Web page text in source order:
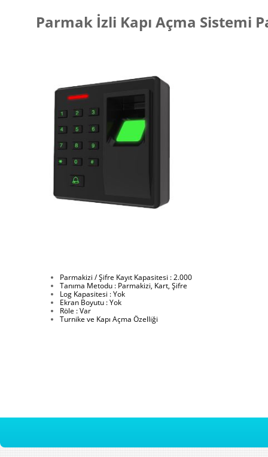
Parmak İzli Kapı Açma Sistemi
Parmakizi / Şifre Kayıt Kapasitesi : 2.000
Tanıma Metodu : Parmakizi, Kart, Şifre
Log Kapasitesi : Yok
Ekran Boyutu : Yok
Röle : Var
Turnike ve Kapı Açma Özelliği